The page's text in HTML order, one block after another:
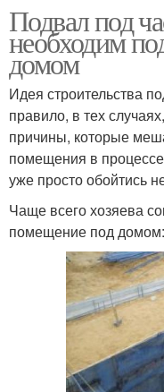
Подвал под
необходим
домом
Идея строительства
правило, в тех
причины, которые
помещения в
уже просто обойтись
Чаще всего хозяева
помещение под домом: